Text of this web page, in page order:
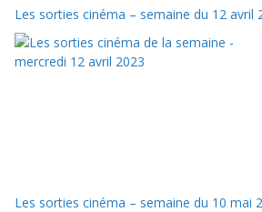
Les sorties cinéma – semaine du 12 avril
Les sorties cinéma – semaine du 10 mai